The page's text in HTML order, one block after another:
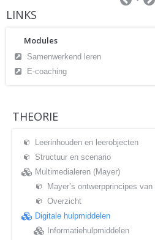
LINKS
Modules
Samenwerkend leren
E-coaching
THEORIE
Leerinhouden en leerobjecten
Structuur en scenario
Multimedialeren (Mayer)
Mayer’s ontwerpprincipes
Overzicht
Digitale hulpmiddelen
Informatiehulpmiddelen